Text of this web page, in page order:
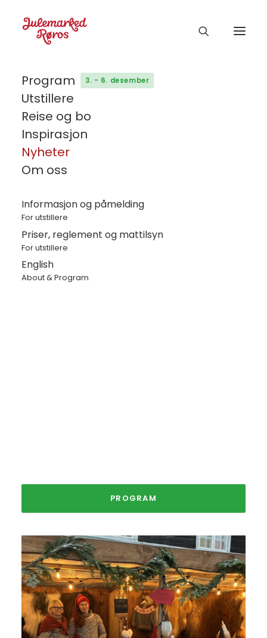
Program 3. - 6. desember
Utstillere
Reise og bo
Inspirasjon
Nyheter
Om oss
Informasjon og påmelding
For utstillere
Priser, reglement og mattilsyn
For utstillere
English
About & Program
PROGRAM
Nyheter
Røros, den 4. – 7. desember 2025.
Julemarked Røros 2026?